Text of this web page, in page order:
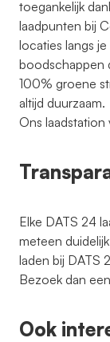
toegankelijk
laadpunten bij
locaties langs
boodschappen
100% groene
altijd duurzaam.
Ons
Elke DATS 24
meteen
laden bij DATS
Bezoek dan
Ook